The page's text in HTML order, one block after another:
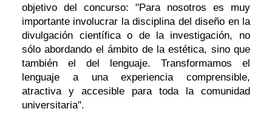
objetivo del concurso: "Para nosotros es muy
importante involucrar la disciplina del diseño en la
divulgación científica o de la investigación, no
sólo abordando el ámbito de la estética, sino que
también el del lenguaje. Transformamos el
lenguaje a una experiencia comprensible,
atractiva y accesible para toda la comunidad
universitaria".